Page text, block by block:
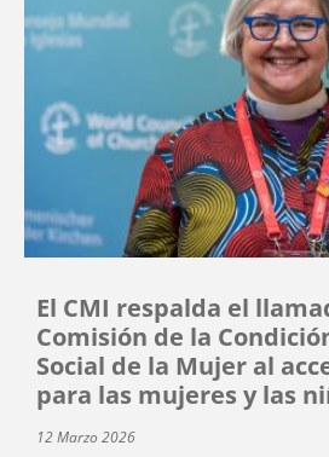
El CMI respalda el
Comisión de la
Social de la Mujer al
para las mujeres y las
12 Marzo 2026